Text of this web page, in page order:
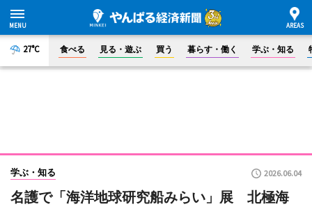
27°C 食べる 見る・遊ぶ 買う 暮らす・働く 学ぶ・知る
学ぶ・知る 2026.06.04
名護で「海洋地球研究船みらい」展 北極海